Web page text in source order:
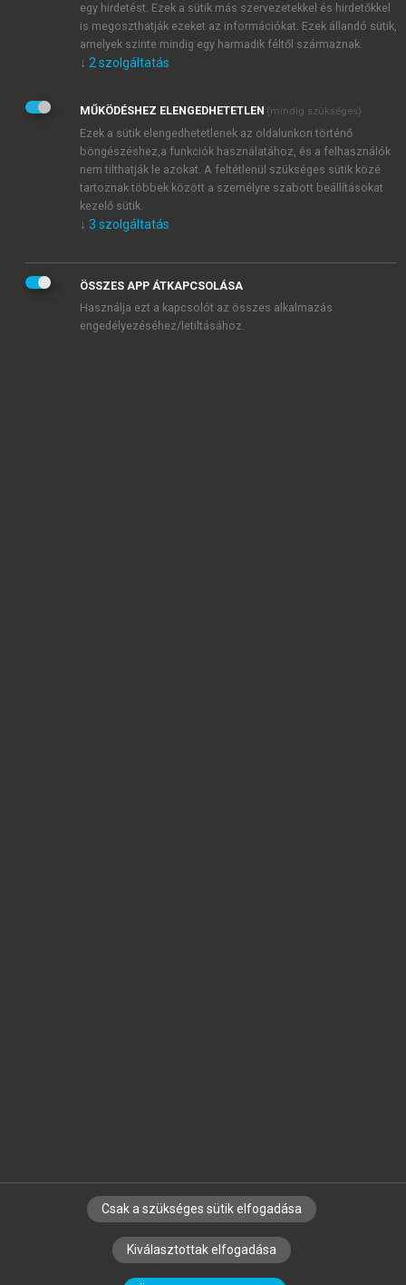
Kérek értesítést a MeRSZ újdonságairól, akcióiról.
Kérek értesítést az Akadémiai Kiadó Zrt. újdonságairól,
Adatkezelési tájékoztatóbanfoglaltakat tudomásul
veszem és elfogadom.
Általános vásárlási feltételeket, valamint a szotar.netés a
mersz.huoldalak licencszerződéseiben foglaltakat
tudomásul veszem és elfogadom.
KIPRÓBÁLOM
SZERZŐKNEK CÉGEKNEK KÖNYVTÁROSOKNAK
SZERKESZTÉSI ÉS LEKTORÁLÁSI ALAPELVEK
egy hirdetést. Ezek a sütik más szervezetekkel és hirdetőkkel
is megoszthatják ezeket az információkat. Ezek állandó sütik,
amelyek szinte mindig egy harmadik féltől származnak.
↓ 2 szolgáltatás
MŰKÖDÉSHEZ ELENGEDHETETLEN (mindig szükséges)
Ezek a sütik elengedhetetlenek az oldalunkon történő
böngészéshez,a funkciók használatához, és a felhasználók
nem tilthatják le azokat. A feltétlenül szükséges sütik közé
tartoznak többek között a személyre szabott beállításokat
kezelő sütik.
↓ 3 szolgáltatás
ÖSSZES APP ÁTKAPCSOLÁSA
Használja ezt a kapcsolót az összes alkalmazás
engedélyezéséhez/letiltásához.
Csak a szükséges sütik elfogadása
Kiválasztottak elfogadása